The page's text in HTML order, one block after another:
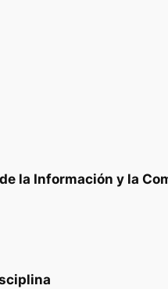
la Información y la